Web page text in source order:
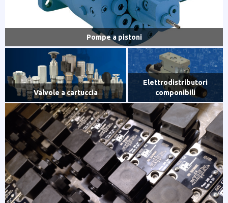
Pompe a pistoni
Valvole a cartuccia
Elettrodistributori
componibili